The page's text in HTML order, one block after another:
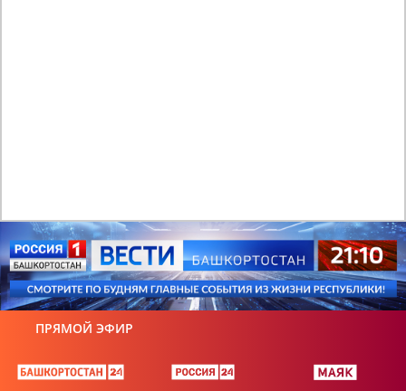
ПРЯМОЙ ЭФИР